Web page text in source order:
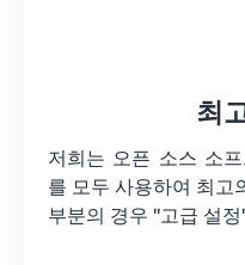
최
저희는 오픈 소스 소
를 모두 사용하여 최고
부분의 경우 "고급 설